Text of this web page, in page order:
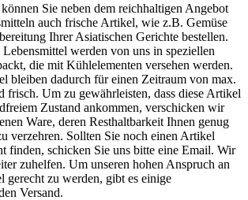
Sie neben dem reichhaltigen Angebot
auch frische Artikel, wie z.B. Gemüse
Ihrer Asiatischen Gerichte bestellen.
werden von uns in speziellen
die mit Kühlelementen versehen werden.
bleiben dadurch für einen Zeitraum von max.
frisch. Um zu gewährleisten, dass diese Artikel
Zustand ankommen, verschicken wir
Ware, deren Resthaltbarkeit Ihnen genug
verzehren. Sollten Sie noch einen Artikel
finden, schicken Sie uns bitte eine Email. Wir
zuhelfen. Um unseren hohen Anspruch an
gerecht zu werden, gibt es einige
Versand.